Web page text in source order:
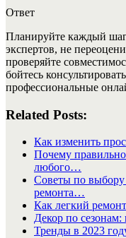
Ответ
Планируйте каждый шаг
экспертов, не
проверяйте
бойтесь
профессиональные
Related Posts:
Как изменить
Почему
любого…
Советы по выбору
ремонта…
Как легкий
Декор по
Тренды в 2023